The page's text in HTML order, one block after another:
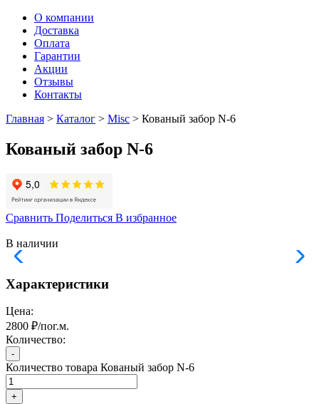
О компании
Доставка
Оплата
Гарантии
Акции
Отзывы
Контакты
Главная > Каталог > Misc > Кованый забор N-6
Кованый забор N-6
Сравнить Поделиться В избранное
В наличии
Характеристики
Цена:
2800 ₽/пог.м.
Количество:
-
Количество товара Кованый забор N-6
+